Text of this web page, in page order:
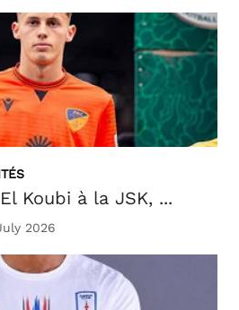
Koubi à la JSK, ...
2026